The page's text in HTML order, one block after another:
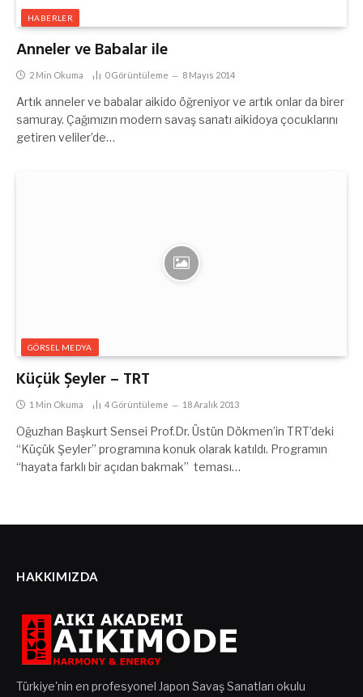
HABERLER
Anneler ve Babalar ile
2 Min Okuma 0Görüntüleme 8 Mayıs 2014
Artık anneler ve babalar aikido öğreniyor ve artık onlar da birer
samuray. Çağımızın modern savaş sanatı aikidoya çocuklarını
getiren veliler’de…
GÖRSEL MEDYA
Küçük Şeyler – TRT
1 Min Okuma 4 Görüntüleme 18 Aralık 2013
Oğuzhan Başkurt Sensei Prof.Dr. Üstün Dökmen’in TRT’deki
“Küçük Şeyler” programına konuk olarak katıldı. Programın
“hayata farklı bir açıdan bakmak” teması…
HAKKIMIZDA
Türkiye'nin en profesyonel Japon Savaş Sanatları okulu